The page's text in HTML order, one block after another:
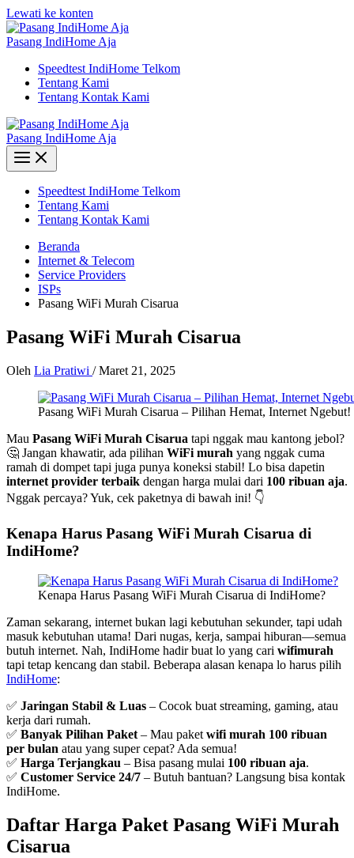
Lewati ke konten
Pasang IndiHome Aja
Speedtest IndiHome Telkom
Tentang Kami
Tentang Kontak Kami
Pasang IndiHome Aja
Speedtest IndiHome Telkom
Tentang Kami
Tentang Kontak Kami
Beranda
Internet & Telecom
Service Providers
ISPs
Pasang WiFi Murah Cisarua
Pasang WiFi Murah Cisarua
Oleh Lia Pratiwi /Maret 21, 2025
Pasang WiFi Murah Cisarua – Pilihan Hemat, Internet Ngebut!
Mau Pasang WiFi Murah Cisarua tapi nggak mau kantong jebol?
🤔 Jangan khawatir, ada pilihan WiFi murah yang nggak cuma
ramah di dompet tapi juga punya koneksi stabil! Lo bisa dapetin
internet provider terbaik dengan harga mulai dari 100 ribuan aja.
Nggak percaya? Yuk, cek paketnya di bawah ini! 👇
Kenapa Harus Pasang WiFi Murah Cisarua di
IndiHome?
Kenapa Harus Pasang WiFi Murah Cisarua di IndiHome?
Zaman sekarang, internet bukan lagi kebutuhan sekunder, tapi udah
masuk kebutuhan utama! Dari nugas, kerja, sampai hiburan—semua
butuh internet. Nah, IndiHome hadir buat lo yang cari wifimurah
tapi tetap kencang dan stabil. Beberapa alasan kenapa lo harus pilih
IndiHome:
✅ Jaringan Stabil & Luas – Cocok buat streaming, gaming, atau
kerja dari rumah.
✅ Banyak Pilihan Paket – Mau paket wifi murah 100 ribuan
per bulan atau yang super cepat? Ada semua!
✅ Harga Terjangkau – Bisa pasang mulai 100 ribuan aja.
✅ Customer Service 24/7 – Butuh bantuan? Langsung bisa kontak
IndiHome.
Daftar Harga Paket Pasang WiFi Murah
Cisarua